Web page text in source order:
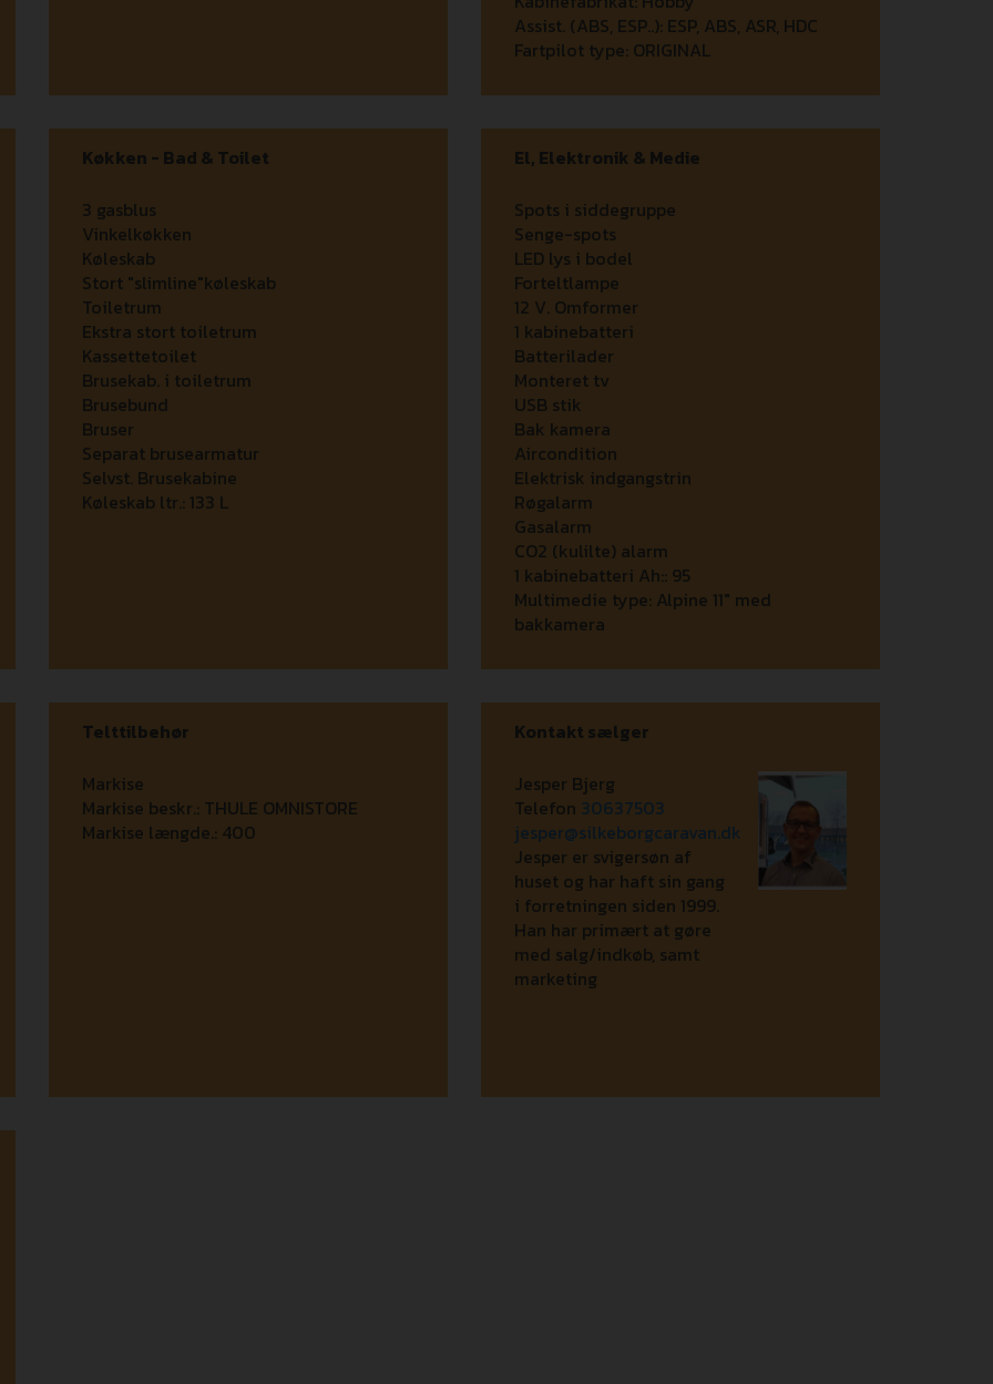
Assist. (ABS, ESP..): ESP, ABS, ASR, HDC
Fartpilot type: ORIGINAL
Køkken - Bad & Toilet
3 gasblus
Vinkelkøkken
Køleskab
Stort "slimline"køleskab
Toiletrum
Ekstra stort toiletrum
Kassettetoilet
Brusekab. i toiletrum
Brusebund
Bruser
Separat brusearmatur
Selvst. Brusekabine
Køleskab ltr.: 133 L
El, Elektronik & Medie
Spots i siddegruppe
Senge-spots
LED lys i bodel
Forteltlampe
12 V. Omformer
1 kabinebatteri
Batterilader
Monteret tv
USB stik
Bak kamera
Aircondition
Elektrisk indgangstrin
Røgalarm
Gasalarm
CO2 (kulilte) alarm
1 kabinebatteri Ah:: 95
Multimedie type: Alpine 11" med
bakkamera
Telttilbehør
Markise
Markise beskr.: THULE OMNISTORE
Markise længde.: 400
Kontakt sælger
Jesper Bjerg
Telefon 30637503
jesper@silkeborgcaravan.dk
Jesper er svigersøn af
huset og har haft sin gang
i forretningen siden 1999.
Han har primært at gøre
med salg/indkøb, samt
marketing